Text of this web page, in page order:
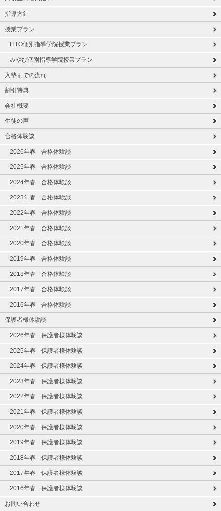
指導方針
授業プラン
ITTO個別指導学院授業プラン
みやび個別指導学院授業プラン
入塾までの流れ
割引特典
会社概要
生徒の声
合格体験談
2026年春 合格体験談
2025年春 合格体験談
2024年春 合格体験談
2023年春 合格体験談
2022年春 合格体験談
2021年春 合格体験談
2020年春 合格体験談
2019年春 合格体験談
2018年春 合格体験談
2017年春 合格体験談
2016年春 合格体験談
保護者様体験談
2026年春 保護者様体験談
2025年春 保護者様体験談
2024年春 保護者様体験談
2023年春 保護者様体験談
2022年春 保護者様体験談
2021年春 保護者様体験談
2020年春 保護者様体験談
2019年春 保護者様体験談
2018年春 保護者様体験談
2017年春 保護者様体験談
2016年春 保護者様体験談
お問い合わせ